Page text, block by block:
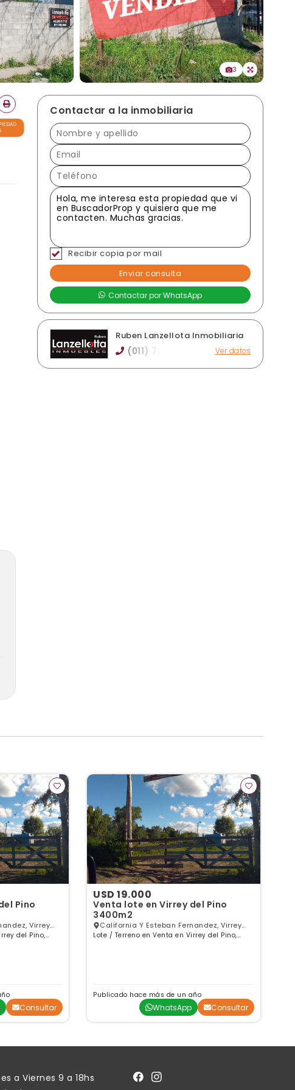
3
Contactar a la inmobiliaria
Recibir copia por mail
Ruben Lanzellota Inmobiliaria
(011) 70 Ver datos
rubenlanzellotta@gmail.com
Pino
Virrey
del Pino,
Consultar
USD 19.000
Venta lote en Virrey del Pino
3400m2
California Y Esteban Fernandez, Virrey
del Pino, GBA Oeste
Lote / Terreno en Venta en Virrey del Pino,
Publicado hace más de un año
WhatsApp Consultar
a Viernes 9 a 18hs